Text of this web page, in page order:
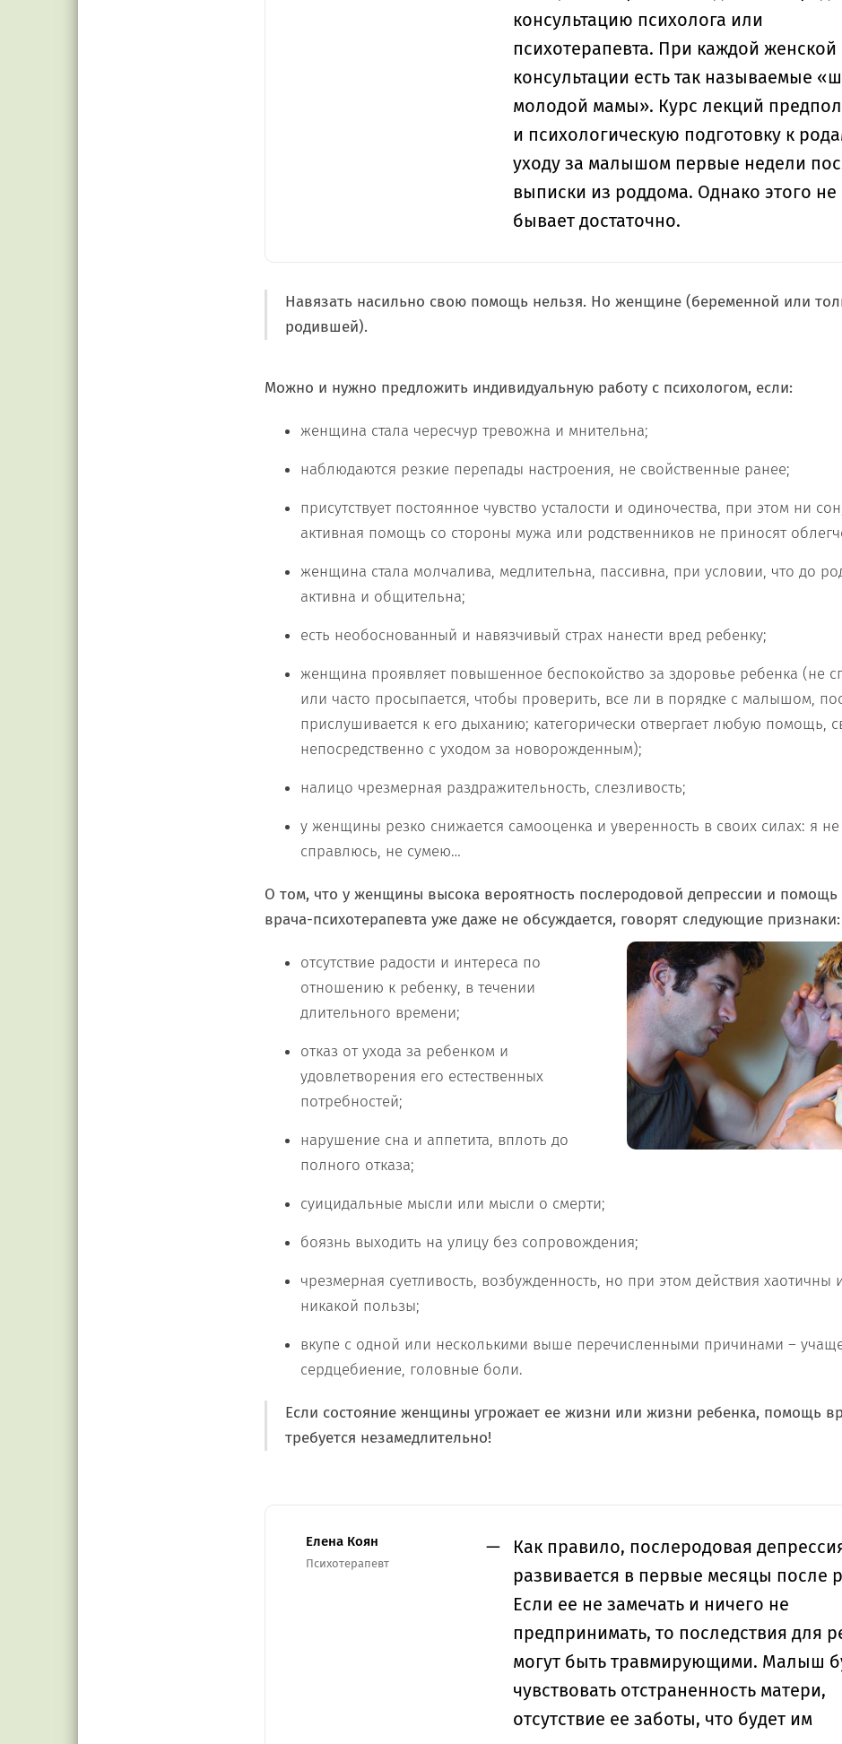
консультацию психолога или
психотерапевта. При каждой женской
консультации есть так называемые
молодой мамы». Курс лекций
и психологическую подготовку к
уходу за малышом первые недели
выписки из роддома. Однако этого не
бывает достаточно.
Навязать насильно свою помощь нельзя. Но женщине (беременной или
родившей).
Можно и нужно предложить индивидуальную работу с психологом, если:
женщина стала чересчур тревожна и мнительна;
наблюдаются резкие перепады настроения, не свойственные ранее;
присутствует постоянное чувство усталости и одиночества, при этом ни
активная помощь со стороны мужа или родственников не приносят
женщина стала молчалива, медлительна, пассивна, при условии, что до
активна и общительна;
есть необоснованный и навязчивый страх нанести вред ребенку;
женщина проявляет повышенное беспокойство за здоровье ребенка (не
или часто просыпается, чтобы проверить, все ли в порядке с малышом,
прислушивается к его дыханию; категорически отвергает любую помощь,
непосредственно с уходом за новорожденным);
налицо чрезмерная раздражительность, слезливость;
у женщины резко снижается самооценка и уверенность в своих силах: я не
справлюсь, не сумею…
О том, что у женщины высока вероятность послеродовой депрессии и помощь
врача-психотерапевта уже даже не обсуждается, говорят следующие признаки:
отсутствие радости и интереса по
отношению к ребенку, в течении
длительного времени;
отказ от ухода за ребенком и
удовлетворения его естественных
потребностей;
нарушение сна и аппетита, вплоть до
полного отказа;
суицидальные мысли или мысли о смерти;
боязнь выходить на улицу без сопровождения;
чрезмерная суетливость, возбужденность, но при этом действия хаотичны
никакой пользы;
вкупе с одной или несколькими выше перечисленными причинами –
сердцебиение, головные боли.
Если состояние женщины угрожает ее жизни или жизни ребенка, помощь
требуется незамедлительно!
Елена Коян
Психотерапевт
Как правило, послеродовая
развивается в первые месяцы после
Если ее не замечать и ничего не
предпринимать, то последствия для
могут быть травмирующими. Малыш
чувствовать отстраненность матери,
отсутствие ее заботы, что будет им